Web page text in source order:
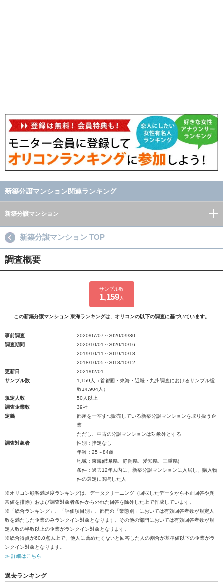
新築分譲マンション関連ランキング
新築分譲マンション
新築分譲マンション TOP
調査概要
サンプル数
1,159人
この新築分譲マンション 東海ランキングは、オリコンの以下の調査に基づいています。
事前調査
2020/07/07～2020/09/30
調査期間
2020/10/01～2020/10/16
2019/10/11～2019/10/18
2018/10/05～2018/10/12
更新日
2021/02/01
サンプル数
1,159人（首都圏・東海・近畿・九州調査におけるサンプル総
数14,904人）
規定人数
50人以上
調査企業数
39社
定義
部屋を一室ずつ販売している新築分譲マンションを取り扱う企
業
ただし、中古の分譲マンションは対象外とする
調査対象者
性別：指定なし
年齢：25～84歳
地域：東海(岐阜県、静岡県、愛知県、三重県)
条件：過去12年以内に、新築分譲マンションに入居し、購入物
件の選定に関与した人
※オリコン顧客満足度ランキングは、データクリーニング（回収したデータから不正回答や異
常値を排除）および調査対象者条件から外れた回答を除外した上で作成しています。
※「総合ランキング」、「評価項目別」、部門の「業態別」においては有効回答者数が規定人
数を満たした企業のみランクイン対象となります。その他の部門においては有効回答者数が規
定人数の半数以上の企業がランクイン対象となります。
※総合得点が60.0点以上で、他人に薦めたくないと回答した人の割合が基準値以下の企業がラ
ンクイン対象となります。
≫ 詳細はこちら
過去ランキング